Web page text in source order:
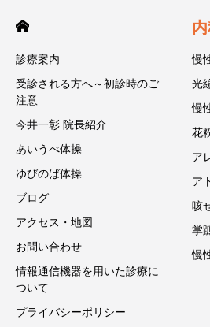
診療案内
受診される方へ～初診時のご
注意
今井一彰 院長紹介
あいうべ体操
ゆびのば体操
ブログ
アクセス・地図
お問い合わせ
情報通信機器を用いた診療に
ついて
プライバシーポリシー
慢
光
慢
花
ア
ア
咳
掌
慢